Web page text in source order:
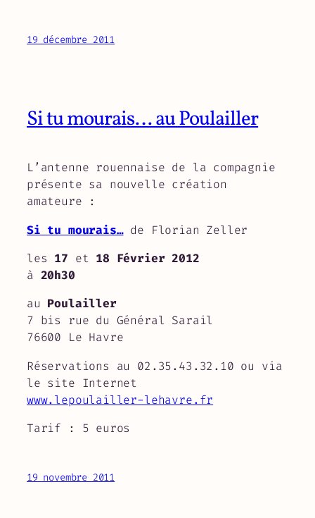
19 décembre 2011
Si tu mourais… au Poulailler
L’antenne rouennaise de la compagnie
présente sa nouvelle création
amateure :
Si tu mourais…de Florian Zeller
les 17 et 18 Février 2012
à 20h30
au Poulailler
7 bis rue du Général Sarail
76600 Le Havre
Réservations au 02.35.43.32.10 ou via
le site Internet
www.lepoulailler-lehavre.fr
Tarif : 5 euros
19 novembre 2011